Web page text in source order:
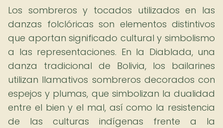
Los sombreros y tocados utilizados en las
danzas folclóricas son elementos distintivos
que aportan significado cultural y simbolismo
a las representaciones. En la Diablada, una
danza tradicional de Bolivia, los bailarines
utilizan llamativos sombreros decorados con
espejos y plumas, que simbolizan la dualidad
entre el bien y el mal, así como la resistencia
de las culturas indígenas frente a la